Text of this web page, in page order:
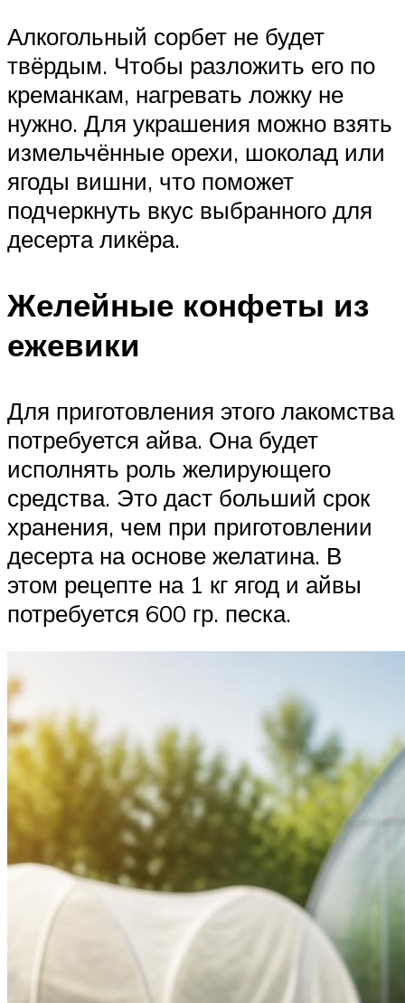
Алкогольный сорбет не будет
твёрдым. Чтобы разложить его по
креманкам, нагревать ложку не
нужно. Для украшения можно взять
измельчённые орехи, шоколад или
ягоды вишни, что поможет
подчеркнуть вкус выбранного для
десерта ликёра.
Желейные конфеты из
ежевики
Для приготовления этого лакомства
потребуется айва. Она будет
исполнять роль желирующего
средства. Это даст больший срок
хранения, чем при приготовлении
десерта на основе желатина. В
этом рецепте на 1 кг ягод и айвы
потребуется 600 гр. песка.